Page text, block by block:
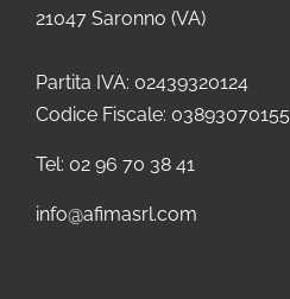
21047 Saronno (VA)
Partita IVA: 02439320124
Codice Fiscale: 03893070155
Tel: 02 96 70 38 41
info@afimasrl.com​